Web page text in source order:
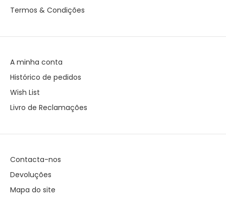
Termos & Condições
A minha conta
Histórico de pedidos
Wish List
Livro de Reclamações
Contacta-nos
Devoluções
Mapa do site